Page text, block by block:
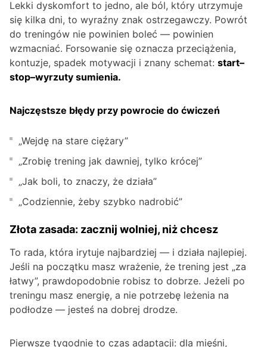
Lekki dyskomfort to jedno, ale ból, który utrzymuje
się kilka dni, to wyraźny znak ostrzegawczy. Powrót
do treningów nie powinien boleć — powinien
wzmacniać. Forsowanie się oznacza przeciążenia,
kontuzje, spadek motywacji i znany schemat: start–
stop–wyrzuty sumienia.
Najczęstsze błędy przy powrocie do ćwiczeń
„Wejdę na stare ciężary”
„Zrobię trening jak dawniej, tylko krócej”
„Jak boli, to znaczy, że działa”
„Codziennie, żeby szybko nadrobić”
Złota zasada: zacznij wolniej, niż chcesz
To rada, która irytuje najbardziej — i działa najlepiej.
Jeśli na początku masz wrażenie, że trening jest „za
łatwy”, prawdopodobnie robisz to dobrze. Jeżeli po
treningu masz energię, a nie potrzebę leżenia na
podłodze — jesteś na dobrej drodze.
Pierwsze tygodnie to czas adaptacji: dla mięśni,